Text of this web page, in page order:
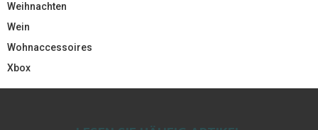
Weihnachten
Wein
Wohnaccessoires
Xbox